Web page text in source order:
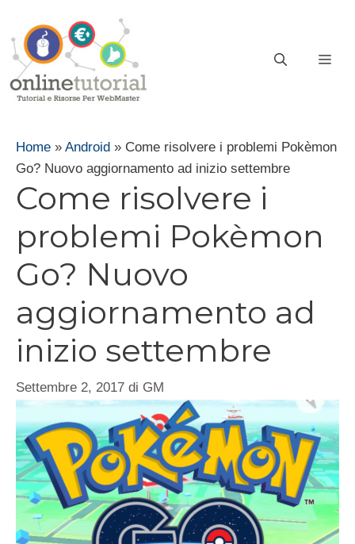
contenuto
Home » Android » Come risolvere i problemi Pokèmon
Go? Nuovo aggiornamento ad inizio settembre
Come risolvere i
problemi Pokèmon
Go? Nuovo
aggiornamento ad
inizio settembre
Settembre 2, 2017 di GM